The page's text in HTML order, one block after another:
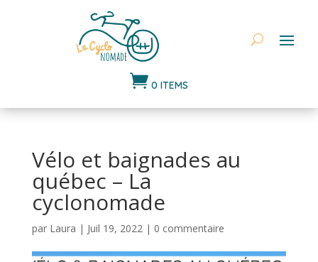
 0 ITEMS
Vélo et baignades au
québec – La
cyclonomade
par Laura | Juil 19, 2022| 0 commentaire